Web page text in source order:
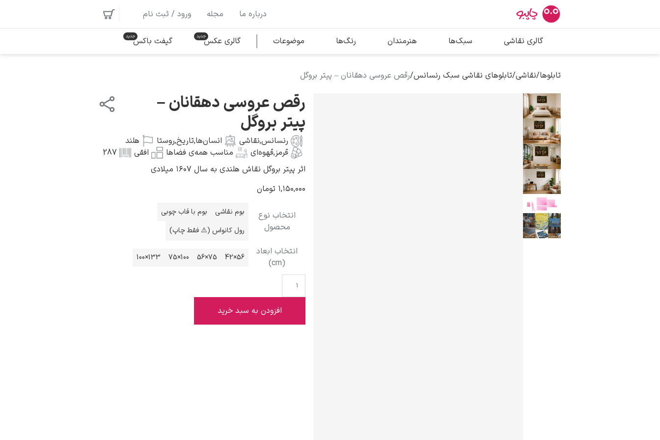
بیشترین جستجوها
پیکاسو
سالوادور دالی
محبوب‌ترین هنرمندان
درباره ما مجله ورود / ثبت نام
گالری نقاشی سبک‌ها هنرمندان رنگ‌ها موضوعات گالری عکس گیفت باکس
تابلوها/نقاشی/تابلوهای نقاشی سبک رنسانس/رقص عروسی دهقانان – پیتر بروگل
رقص عروسی دهقانان –
پیتر بروگل
رنسانس,نقاشی انسان‌ها,تاریخ,روستا
هلند
قرمز,قهوه‌ای مناسب همه‌ی فضاها افقی
287
اثر پیتر بروگل نقاش هلندی به سال ۱۶۰۷ میلادی
۱,۱۵۰,۰۰۰ تومان
انتخاب نوع
محصول
بوم نقاشی
بوم با قاب چوبی
رول کانواس (⚠️ فقط چاپ)
انتخاب ابعاد
(cm)
56×42
75×56
100×75
133×100
افزودن به سبد خرید